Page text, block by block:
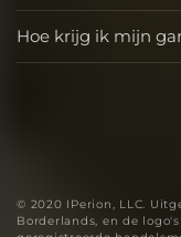
Hoe krijg ik mijn
© 2020 IPerion, LLC.
Borderlands, en de